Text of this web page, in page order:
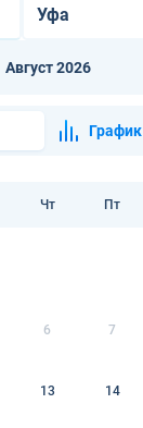
Август 2026
График
Чт Пт
6 7
13 14